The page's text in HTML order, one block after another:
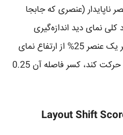
ناپایدار (عنصری که جابجا
نمای دید اندازه‌گیری
می‌کند. برای مثال، اگر یک عنصر 25% از ارتفاع نمای
دید را به سمت پایین حرکت کند، کسر فاصله آن 0.25
Layout Shift